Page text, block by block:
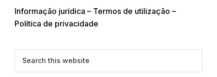
Informação jurídica – Termos de utilização –
Política de privacidade